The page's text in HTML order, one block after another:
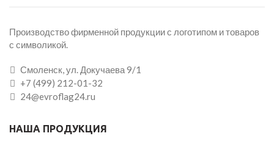
Производство фирменной продукции с логотипом и товаров
с символикой.
Смоленск, ул. Докучаева 9/1
+7 (499) 212-01-32
24@evroflag24.ru
НАША ПРОДУКЦИЯ